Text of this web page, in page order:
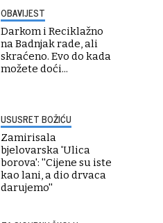
OBAVIJEST
Darkom i Reciklažno
na Badnjak rade, ali
skraćeno. Evo do kada
možete doći...
USUSRET BOŽIĆU
Zamirisala
bjelovarska 'Ulica
borova': ''Cijene su iste
kao lani, a dio drvaca
darujemo''